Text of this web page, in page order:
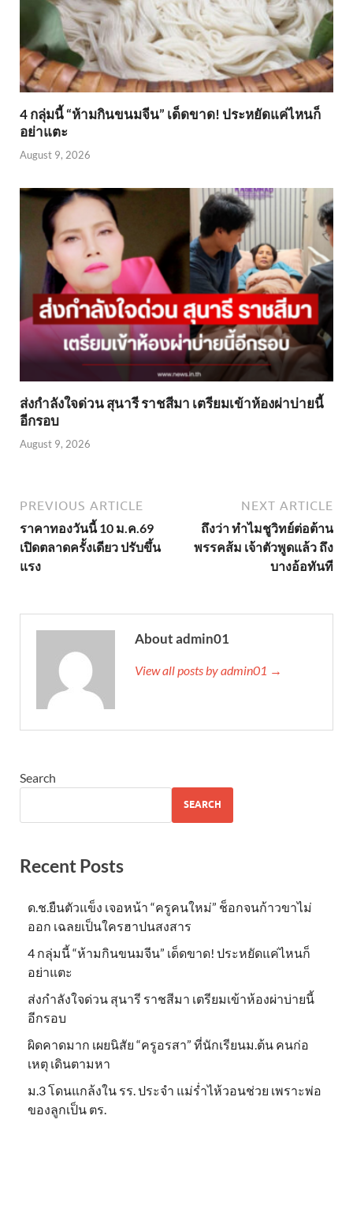
4 กลุ่มนี้ “ห้ามกินขนมจีน” เด็ดขาด! ประหยัดแค่ไหนก็
อย่าแตะ
August 9, 2026
ส่งกำลังใจด่วน สุนารี ราชสีมา เตรียมเข้าห้องผ่าบ่ายนี้
อีกรอบ
August 9, 2026
PREVIOUS ARTICLE
ราคาทองวันนี้ 10 ม.ค.69
เปิดตลาดครั้งเดียว ปรับขึ้น
แรง
NEXT ARTICLE
ถึงว่า ทำไมชูวิทย์ต่อต้าน
พรรคส้ม เจ้าตัวพูดแล้ว ถึง
บางอ้อทันที
About admin01
View all posts by admin01 →
Search
SEARCH
Recent Posts
ด.ช.ยืนตัวแข็ง เจอหน้า “ครูคนใหม่” ช็อกจนก้าวขาไม่
ออก เฉลยเป็นใครฮาปนสงสาร
4 กลุ่มนี้ “ห้ามกินขนมจีน” เด็ดขาด! ประหยัดแค่ไหนก็
อย่าแตะ
ส่งกำลังใจด่วน สุนารี ราชสีมา เตรียมเข้าห้องผ่าบ่ายนี้
อีกรอบ
ผิดคาดมาก เผยนิสัย “ครูอรสา” ที่นักเรียนม.ต้น คนก่อ
เหตุ เดินตามหา
ม.3 โดนแกล้งใน รร. ประจำ แม่ร่ำไห้วอนช่วย เพราะพ่อ
ของลูกเป็น ตร.